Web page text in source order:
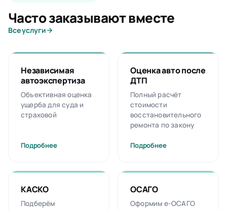
Часто заказывают вместе
Все услуги
Независимая
автоэкспертиза
Объективная оценка
ущерба для суда и
страховой
Подробнее
Оценка авто после
ДТП
Полный расчёт
стоимости
восстановительного
ремонта по закону
Подробнее
КАСКО
Подберём
ОСАГО
Оформим е-ОСАГО